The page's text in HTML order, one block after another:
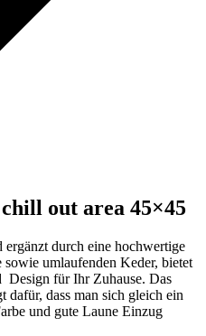
out area 45×45
ergänzt durch eine hochwertige
umlaufenden Keder, bietet
Design für Ihr Zuhause. Das
dass man sich gleich ein
und gute Laune Einzug